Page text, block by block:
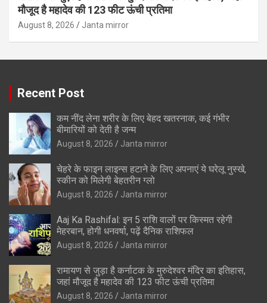
मौजूद है महादेव की 123 फीट ऊंची प्रतिमा
August 8, 2026 Janta mirror
Recent Post
कम नींद लेना शरीर के लिए बेहद खतरनाक, कई गंभीर
बीमारियों को देती है जन्म
August 8, 2026 Janta mirror
चेहरे के फाइन लाइन्स हटाने के लिए अपनाएं ये घरेलू नुस्खे,
स्कीन को मिलेगी बेहतरीन ग्लो
August 8, 2026 Janta mirror
Aaj Ka Rashifal: इन 5 राशि वालों पर किस्मत रहेगी
मेहरबान, होगी धनवर्षा, पढ़ें दैनिक राशिफल
August 8, 2026 Janta mirror
रामायण से जुड़ा है कर्नाटक के मुरुदेश्वर मंदिर का इतिहास,
जहां मौजूद है महादेव की 123 फीट ऊंची प्रतिमा
August 8, 2026 Janta mirror